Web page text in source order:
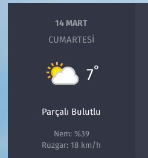
14 MART
CUMARTESI
7°
Parçalı Bulutlu
Nem: %39
Rüzgar: 18 km/h